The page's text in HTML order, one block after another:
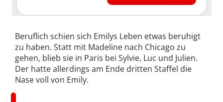
Beruflich schien sich Emilys Leben etwas beruhigt
zu haben. Statt mit Madeline nach Chicago zu
gehen, blieb sie in Paris bei Sylvie, Luc und Julien.
Der hatte allerdings am Ende dritten Staffel die
Nase voll von Emily.